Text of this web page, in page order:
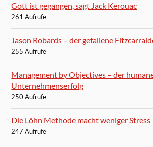
Gott ist gegangen, sagt Jack Kerouac
261 Aufrufe
Jason Robards – der gefallene
255 Aufrufe
Management by Objectives – der
Unternehmenserfolg
250 Aufrufe
Die Löhn Methode macht weniger Stress
247 Aufrufe